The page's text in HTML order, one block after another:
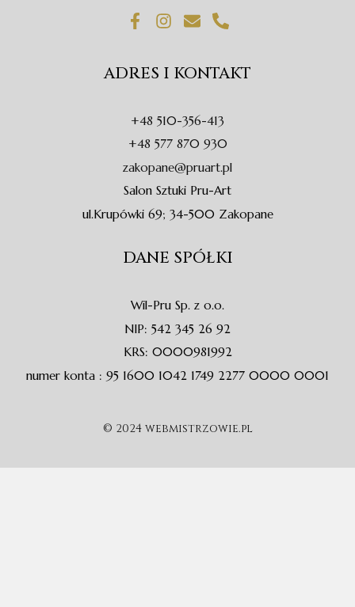
F
a
b
k
-
f
I
n
a
r
a
m
E
n
l
p
e
P
h
n
e
a
l
t
ADRES I KONTAKT
+48 510-356-413
+48 577 870 930
zakopane@pruart.pl
Salon Sztuki Pru-Art
ul.Krupówki 69; 34-500 Zakopane
DANE SPÓŁKI
Wil-Pru Sp. z o.o.
NIP: 542 345 26 92
KRS: 0000981992
numer konta : 95 1600 1042 1749 2277 0000 0001
© 2024 webmistrzowie.pl